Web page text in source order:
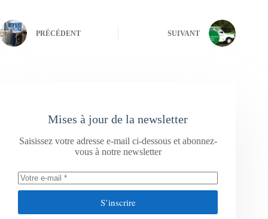
PRÉCÉDENT SUIVANT
Mises à jour de la newsletter
Saisissez votre adresse e-mail ci-dessous et abonnez-
vous à notre newsletter
S’inscrire